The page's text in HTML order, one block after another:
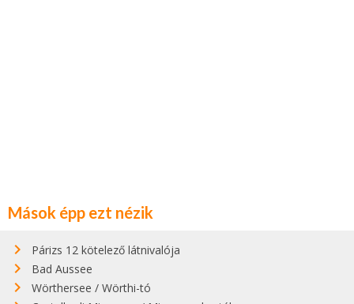
Mások épp ezt nézik
Párizs 12 kötelező látnivalója
Bad Aussee
Wörthersee / Wörthi-tó